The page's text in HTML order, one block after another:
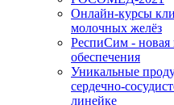
Онлайн-курсы
молочных желёз
РеспиСим - новая
обеспечения
Уникальные
сердечно-
линейке